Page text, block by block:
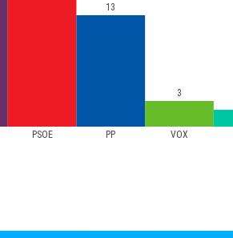
PSOE PP VOX
13
3